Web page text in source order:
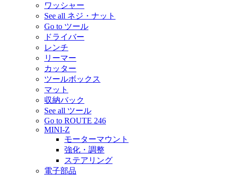
ワッシャー
See all ネジ・ナット
Go to ツール
ドライバー
レンチ
リーマー
カッター
ツールボックス
マット
収納バック
See all ツール
Go to ROUTE 246
MINI-Z
モーターマウント
強化・調整
ステアリング
電子部品